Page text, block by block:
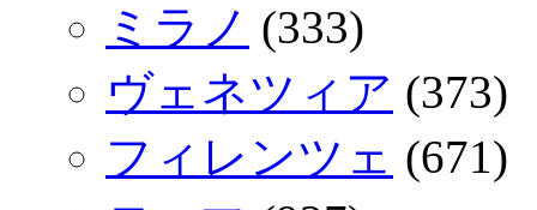
ミラノ (333)
ヴェネツィア (373)
フィレンツェ (671)